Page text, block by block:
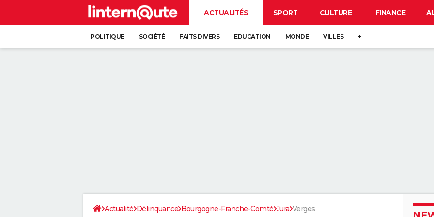
ACTUALITÉS SPORT CULTURE FINANCE
POLITIQUE SOCIÉTÉ FAITS DIVERS EDUCATION MONDE VILLES +
Actualité Délinquance Bourgogne-Franche-Comté Jura Verges